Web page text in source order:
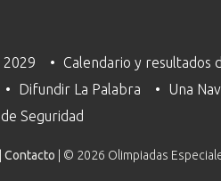
2029
Calendario y resultados
Difundir La Palabra
Una
Seguridad
Contacto | © 2026 Olimpiadas